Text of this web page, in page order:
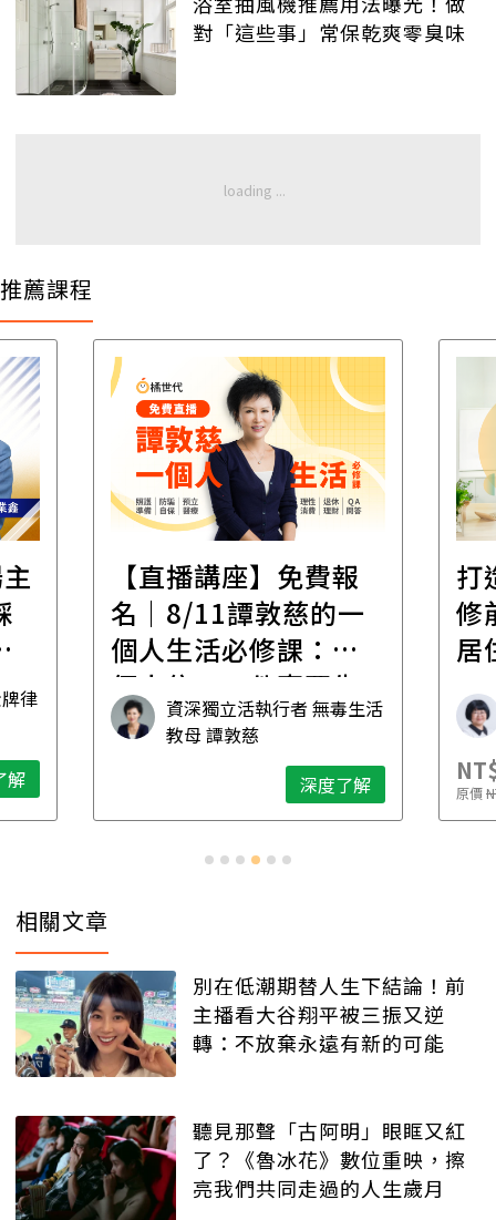
對「這些事」常保乾爽零臭味
推薦課程
律
解
【直播講座】免費報
名｜8/11譚敦慈的一
個人生活必修課：一
個人住，五件事要先
想清楚！資深獨立活執行者 無毒生活
教母 譚敦慈
深度了解
打
修
居
原價
相關文章
別在低潮期替人生下結論！前
主播看大谷翔平被三振又逆
轉：不放棄永遠有新的可能
聽見那聲「古阿明」眼眶又紅
了？《魯冰花》數位重映，擦
亮我們共同走過的人生歲月